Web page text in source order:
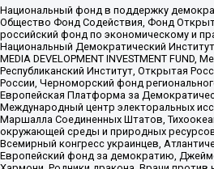
Национальный фонд в поддержку
Общество Фонд Содействия, Фонд
российский фонд по экономическому и
Национальный Демократический
MEDIA DEVELOPMENT INVESTMENT FUND,
Республиканский Институт, Открытая
России, Черноморский фонд
Европейская Платформа за
Международный центр электоральных
Маршалла Соединенных Штатов,
окружающей среды и природных
Всемирный конгресс украинцев,
Европейский фонд за демократию,